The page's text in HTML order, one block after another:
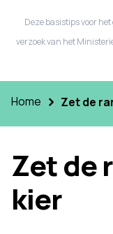
Deze basistips voor
verzoek van het
Home Zet de
Zet de
kier